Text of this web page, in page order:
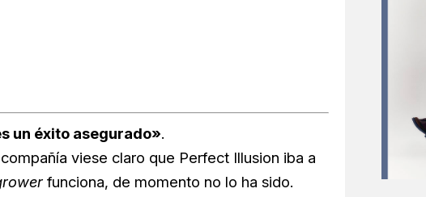
un éxito asegurado».
viese claro que Perfect Illusion iba a
funciona, de momento no lo ha sido.